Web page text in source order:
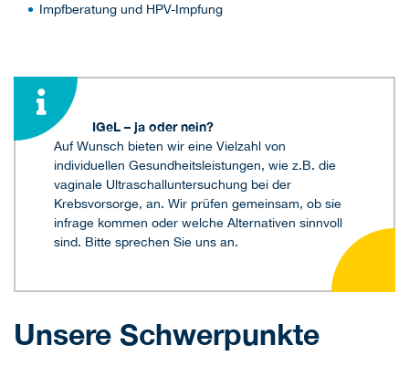
Impfberatung und HPV-Impfung
IGeL – ja oder nein?
Auf Wunsch bieten wir eine Vielzahl von
individuellen Gesundheitsleistungen, wie z.B. die
vaginale Ultraschalluntersuchung bei der
Krebsvorsorge, an. Wir prüfen gemeinsam, ob sie
infrage kommen oder welche Alternativen sinnvoll
sind. Bitte sprechen Sie uns an.
Unsere Schwerpunkte